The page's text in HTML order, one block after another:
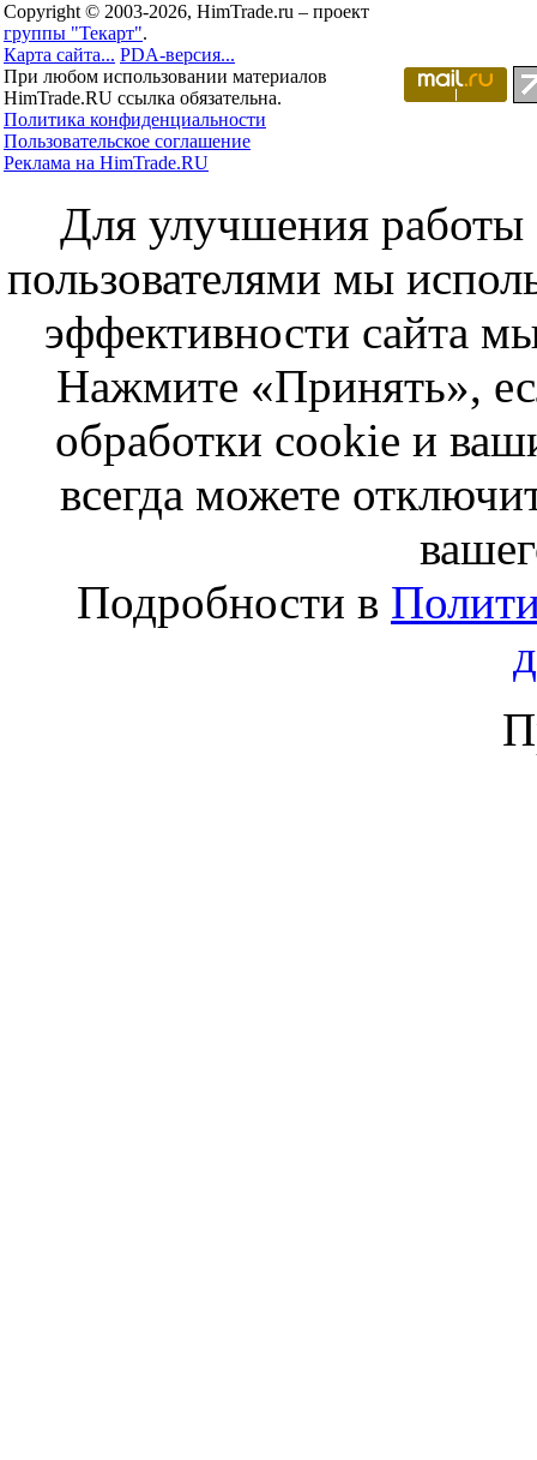
Copyright © 2003-2026, HimTrade.ru – проект
группы "Текарт".
Карта сайта... PDA-версия...
При любом использовании материалов
HimTrade.RU ссылка обязательна.
Политика конфиденциальности
Пользовательское соглашение
Реклама на HimTrade.RU
Для улучшения работы
пользователями мы
эффективности сайта
Нажмите «Принять»,
обработки cookie и
всегда можете
Подробности в